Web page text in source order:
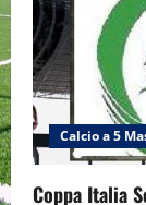
Calcio a 5
Coppa Italia